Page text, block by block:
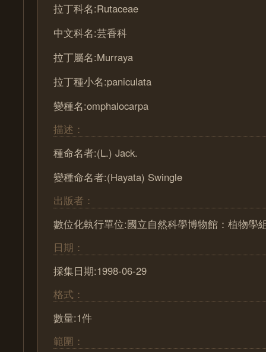
拉丁科名:Rutaceae
中文科名:芸香科
拉丁屬名:Murraya
拉丁種小名:paniculata
變種名:omphalocarpa
描述：
種命名者:(L.) Jack.
變種命名者:(Hayata) Swingle
出版者：
數位化執行單位:國立自然科學博物館：植物學
日期：
採集日期:1998-06-29
格式：
數量:1件
範圍：